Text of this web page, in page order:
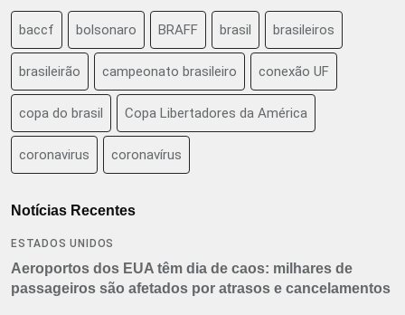
baccf bolsonaro BRAFF brasil brasileiros
brasileirão campeonato brasileiro conexão UF
copa do brasil Copa Libertadores da América
coronavirus coronavírus
Notícias Recentes
ESTADOS UNIDOS
Aeroportos dos EUA têm dia de caos: milhares de
passageiros são afetados por atrasos e cancelamentos